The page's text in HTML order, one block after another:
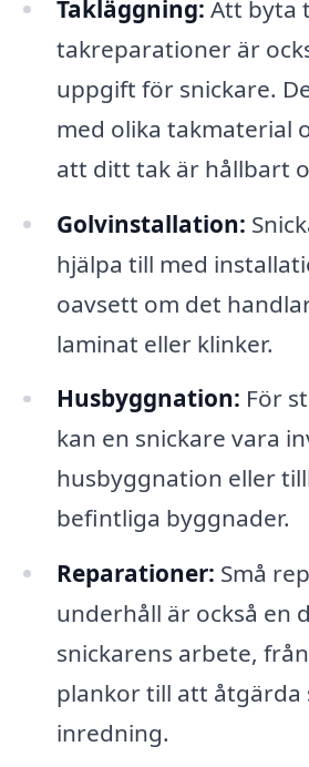
Takläggning: Att byta
takreparationer är
uppgift för snickare.
med olika takmaterial
att ditt tak är hållbart
Golvinstallation:
hjälpa till med
oavsett om det
laminat eller klinker.
Husbyggnation: För
kan en snickare vara
husbyggnation eller
befintliga byggnader.
Reparationer: Små
underhåll är också en
snickarens arbete,
plankor till att åtgärda
inredning.